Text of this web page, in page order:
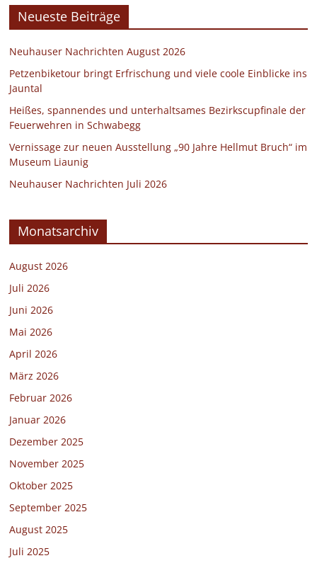
Neueste Beiträge
Neuhauser Nachrichten August 2026
Petzenbiketour bringt Erfrischung und viele coole Einblicke ins
Jauntal
Heißes, spannendes und unterhaltsames Bezirkscupfinale der
Feuerwehren in Schwabegg
Vernissage zur neuen Ausstellung „90 Jahre Hellmut Bruch“ im
Museum Liaunig
Neuhauser Nachrichten Juli 2026
Monatsarchiv
August 2026
Juli 2026
Juni 2026
Mai 2026
April 2026
März 2026
Februar 2026
Januar 2026
Dezember 2025
November 2025
Oktober 2025
September 2025
August 2025
Juli 2025